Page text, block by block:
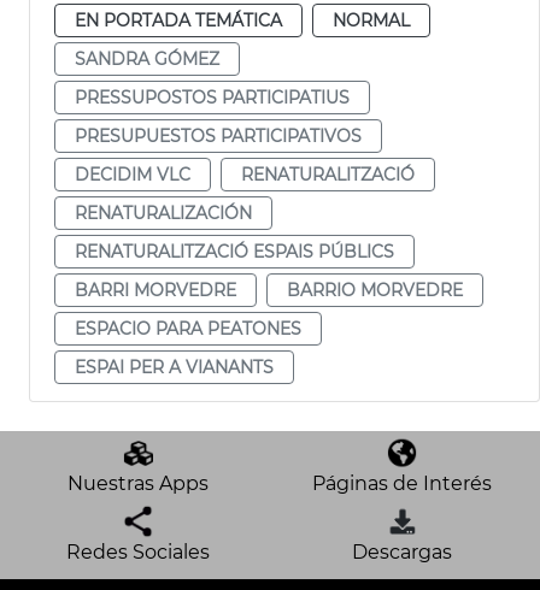
EN PORTADA TEMÁTICA
NORMAL
SANDRA GÓMEZ
PRESSUPOSTOS PARTICIPATIUS
PRESUPUESTOS PARTICIPATIVOS
DECIDIM VLC
RENATURALITZACIÓ
RENATURALIZACIÓN
RENATURALITZACIÓ ESPAIS PÚBLICS
BARRI MORVEDRE
BARRIO MORVEDRE
ESPACIO PARA PEATONES
ESPAI PER A VIANANTS
Nuestras Apps Páginas de Interés
Redes Sociales Descargas